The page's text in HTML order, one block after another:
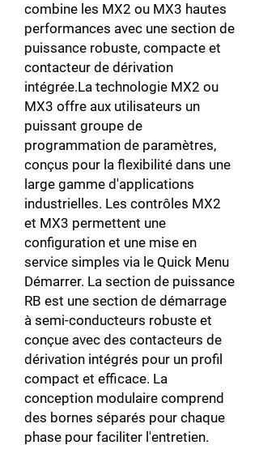
combine les MX2 ou MX3 hautes
performances avec une section de
puissance robuste, compacte et
contacteur de dérivation
intégrée.La technologie MX2 ou
MX3 offre aux utilisateurs un
puissant groupe de
programmation de paramètres,
conçus pour la flexibilité dans une
large gamme d'applications
industrielles. Les contrôles MX2
et MX3 permettent une
configuration et une mise en
service simples via le Quick Menu
Démarrer. La section de puissance
RB est une section de démarrage
à semi-conducteurs robuste et
conçue avec des contacteurs de
dérivation intégrés pour un profil
compact et efficace. La
conception modulaire comprend
des bornes séparés pour chaque
phase pour faciliter l'entretien.